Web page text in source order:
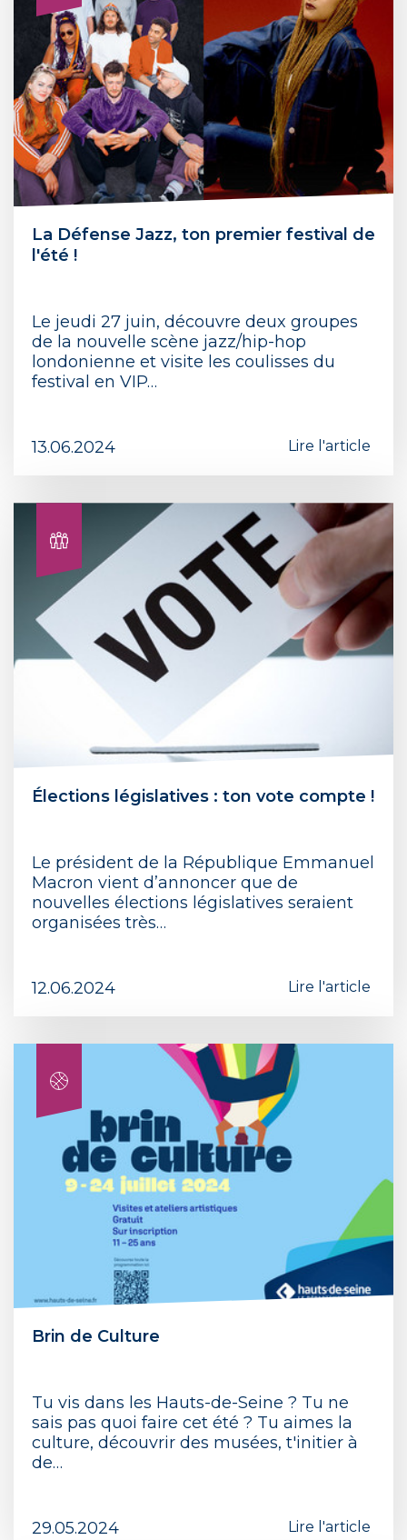
La Défense Jazz, ton premier festival de
l'été !
Le jeudi 27 juin, découvre deux groupes
de la nouvelle scène jazz/hip-hop
londonienne et visite les coulisses du
festival en VIP…
13.06.2024 Lire l'article
Élections législatives : ton vote compte !
Le président de la République Emmanuel
Macron vient d’annoncer que de
nouvelles élections législatives seraient
organisées très…
12.06.2024 Lire l'article
Brin de Culture
Tu vis dans les Hauts-de-Seine ? Tu ne
sais pas quoi faire cet été ? Tu aimes la
culture, découvrir des musées, t'initier à
de…
29.05.2024 Lire l'article